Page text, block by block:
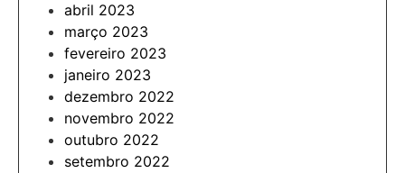
abril 2023
março 2023
fevereiro 2023
janeiro 2023
dezembro 2022
novembro 2022
outubro 2022
setembro 2022